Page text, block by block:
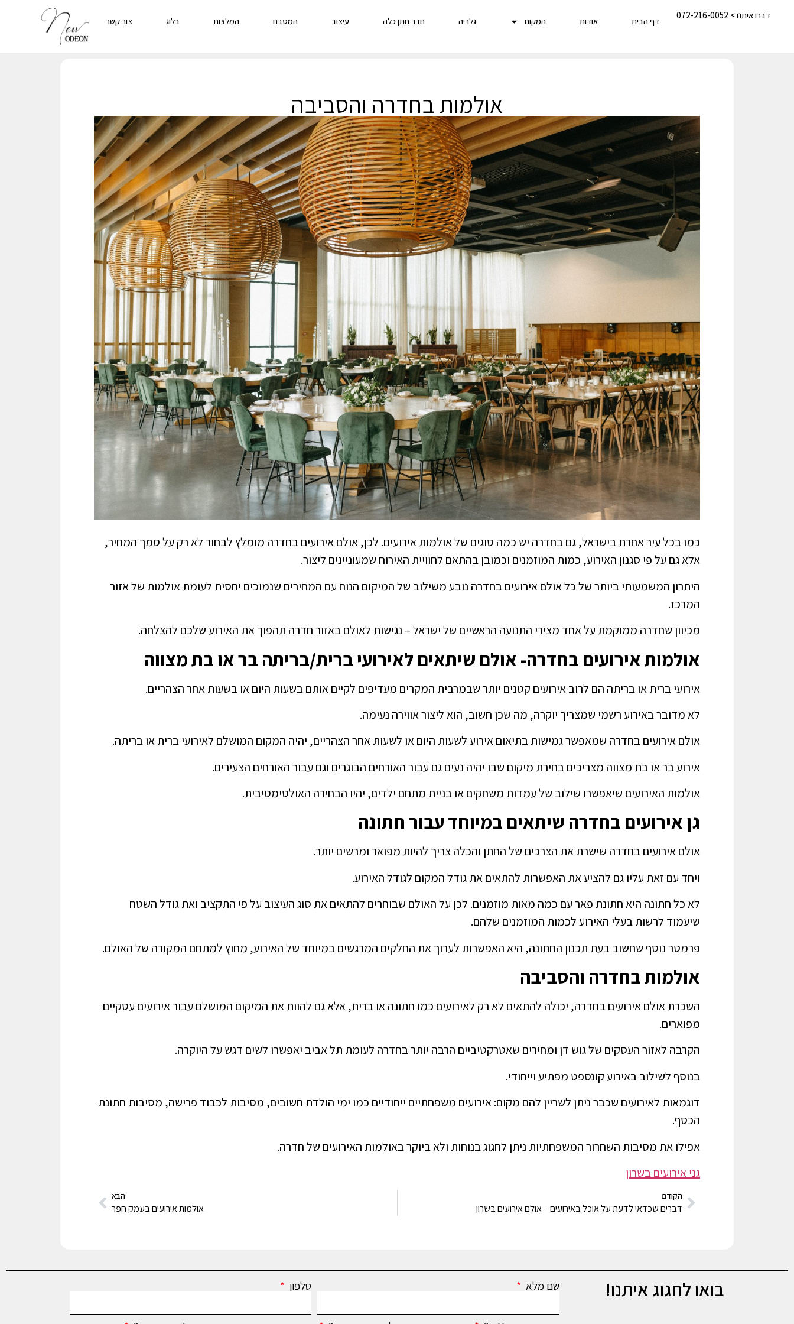
דברו איתנו > 072-216-0052
דף הבית אודות המקום גלריה חדר חתן כלה עיצוב המטבח המלצות בלוג צור קשר
אולמות בחדרה והסביבה
כמו בכל עיר אחרת בישראל, גם בחדרה יש כמה סוגים של אולמות אירועים. לכן, אולם אירועים בחדרה מומלץ לבחור לא רק על סמך המחיר,
אלא גם על פי סגנון האירוע, כמות המוזמנים וכמובן בהתאם לחוויית האירוח שמעוניינים ליצור.
היתרון המשמעותי ביותר של כל אולם אירועים בחדרה נובע משילוב של המיקום הנוח עם המחירים שנמוכים יחסית לעומת אולמות של אזור
המרכז.
מכיוון שחדרה ממוקמת על אחד מצירי התנועה הראשיים של ישראל – נגישות לאולם באזור חדרה תהפוך את האירוע שלכם להצלחה.
אולמות אירועים בחדרה- אולם שיתאים לאירועי ברית/בריתה בר או בת מצווה
אירועי ברית או בריתה הם לרוב אירועים קטנים יותר שבמרבית המקרים מעדיפים לקיים אותם בשעות היום או בשעות אחר הצהריים.
לא מדובר באירוע רשמי שמצריך יוקרה, מה שכן חשוב, הוא ליצור אווירה נעימה.
אולם אירועים בחדרה שמאפשר גמישות בתיאום אירוע לשעות היום או לשעות אחר הצהריים, יהיה המקום המושלם לאירועי ברית או בריתה.
אירוע בר או בת מצווה מצריכים בחירת מיקום שבו יהיה נעים גם עבור האורחים הבוגרים וגם עבור האורחים הצעירים.
אולמות האירועים שיאפשרו שילוב של עמדות משחקים או בניית מתחם ילדים, יהיו הבחירה האולטימטיבית.
גן אירועים בחדרה שיתאים במיוחד עבור חתונה
אולם אירועים בחדרה שישרת את הצרכים של החתן והכלה צריך להיות מפואר ומרשים יותר.
ויחד עם זאת עליו גם להציע את האפשרות להתאים את גודל המקום לגודל האירוע.
לא כל חתונה היא חתונת פאר עם כמה מאות מוזמנים. לכן על האולם שבוחרים להתאים את סוג העיצוב על פי התקציב ואת גודל השטח
שיעמוד לרשות בעלי האירוע לכמות המוזמנים שלהם.
פרמטר נוסף שחשוב בעת תכנון החתונה, היא האפשרות לערוך את החלקים המרגשים במיוחד של האירוע, מחוץ למתחם המקורה של האולם.
אולמות בחדרה והסביבה
השכרת אולם אירועים בחדרה, יכולה להתאים לא רק לאירועים כמו חתונה או ברית, אלא גם להוות את המיקום המושלם עבור אירועים עסקיים
מפוארים.
הקרבה לאזור העסקים של גוש דן ומחירים שאטרקטיביים הרבה יותר בחדרה לעומת תל אביב יאפשרו לשים דגש על היוקרה.
בנוסף לשילוב באירוע קונספט מפתיע וייחודי.
דוגמאות לאירועים שכבר ניתן לשריין להם מקום: אירועים משפחתיים ייחודיים כמו ימי הולדת חשובים, מסיבות לכבוד פרישה, מסיבות חתונת
הכסף.
אפילו את מסיבות השחרור המשפחתיות ניתן לחגוג בנוחות ולא ביוקר באולמות האירועים של חדרה.
גני אירועים בשרון
הקודם
דברים שכדאי לדעת על אוכל באירועים – אולם אירועים בשרון
הבא
אולמות אירועים בעמק חפר
בואו לחגוג איתנו! שם מלא טלפון